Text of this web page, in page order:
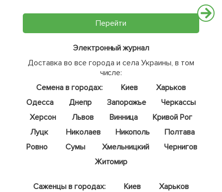
Перейти
Электронный журнал
Доставка во все города и села Украины, в том
числе:
Семена в городах:
Киев
Харьков
Одесса
Днепр Запорожье
Черкассы
Херсон
Львов Винница
Кривой Рог
Луцк
Николаев Никополь
Полтава
Ровно
Сумы Хмельницкий
Чернигов
Житомир
Саженцы в городах: Киев
Харьков